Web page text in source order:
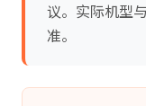
议。实际机型
准。